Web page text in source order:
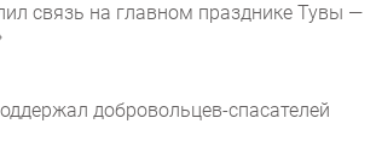
связь на главном празднике Тувы —
добровольцев-спасателей